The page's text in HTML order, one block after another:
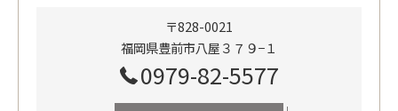
〒828-0021
福岡県豊前市八屋３７９−１
0979-82-5577